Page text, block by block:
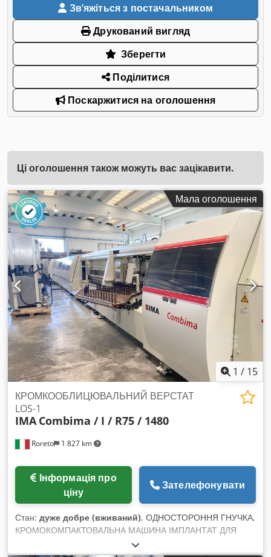
Звʼяжіться з постачальником
Друкований вигляд
Зберегти
Поділитися
Поскаржитися на оголошення
Ці оголошення також можуть вас зацікавити.
Мала оголошення
1 / 15
Roreto 1 827 km
КРОМКООБЛИЦЮВАЛЬНИЙ ВЕРСТАТ
LOS-1
IMA Combima / I / R75 / 1480
ціну
Зателефонувати
Стан: дуже добре (вживаний), ОДНОСТОРОННЯ ГНУЧКА,
КРОМОКОМПАКТОВАЛЬНА МАШИНА ІМПЛАНТАТ ДЛЯ
ЛОТУ 1 Товщина кромки в рулонах (мін/макс) мм: 0,3 - 3